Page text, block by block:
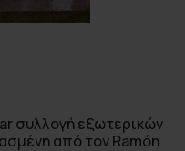
συλλογή εξωτερικών
από τον Ramón